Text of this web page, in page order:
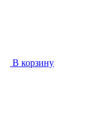
В корзину